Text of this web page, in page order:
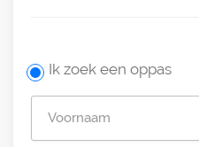
Ik zoek een oppas